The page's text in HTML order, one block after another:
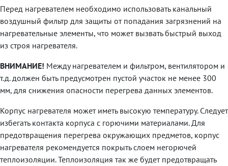
Перед нагревателем необходимо использовать канальный
воздушный фильтр для защиты от попадания загрязнений на
нагревательные элементы, что может вызвать быстрый выход
из строя нагревателя.
ВНИМАНИЕ! Между нагревателем и фильтром, вентилятором и
т.д. должен быть предусмотрен пустой участок не менее 300
мм, для снижения опасности перегрева данных элементов.
Корпус нагревателя может иметь высокую температуру. Следует
избегать контакта корпуса с горючими материалами. Для
предотвращения перегрева окружающих предметов, корпус
нагревателя рекомендуется покрыть слоем негорючей
теплоизоляции. Теплоизоляция так же будет предотвращать